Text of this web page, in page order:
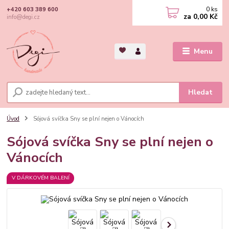
Menu
Hledat
+420 603 389 600
info@degi.cz
0 ks
za 0,00 Kč
Úvod Sójová svíčka Sny se plní nejen o Vánocích
Sójová svíčka Sny se plní nejen o
Vánocích
V DÁRKOVÉM BALENÍ